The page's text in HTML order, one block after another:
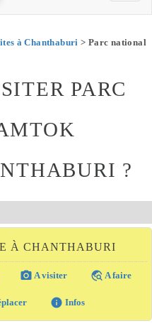
à Chanthaburi > Parc national
PARC
?
À CHANTHABURI
photo_camera A visiter travel_explore A faire
info Infos